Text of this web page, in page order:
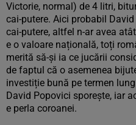
Victorie, normal) de 4 litri,
cai-putere. Aici probabil
cai-putere, altfel n-ar avea
e o valoare națională, toți
merită să-și ia ce jucării
de faptul că o asemenea
investiție bună pe termen
David Popovici sporește, iar
e perla coroanei.